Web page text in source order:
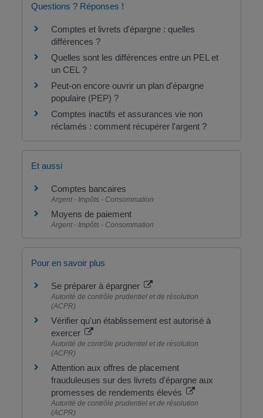
Questions ? Réponses !
Comptes et livrets d'épargne : quelles
différences ?
Quelles sont les différences entre un PEL et
un CEL ?
Peut-on encore ouvrir un plan d'épargne
populaire (PEP) ?
Comptes inactifs et assurances vie non
réclamés : comment récupérer l'argent ?
Et aussi
Comptes bancaires
Argent - Impôts - Consommation
Moyens de paiement
Argent - Impôts - Consommation
Pour en savoir plus
Se préparer à épargner
Autorité de contrôle prudentiel et de résolution
(ACPR)
Vérifier qu'un établissement est autorisé à
exercer
Autorité de contrôle prudentiel et de résolution
(ACPR)
Attention aux offres de placement
frauduleuses sur des livrets d'épargne aux
promesses de rendements élevés
Autorité de contrôle prudentiel et de résolution
(ACPR)